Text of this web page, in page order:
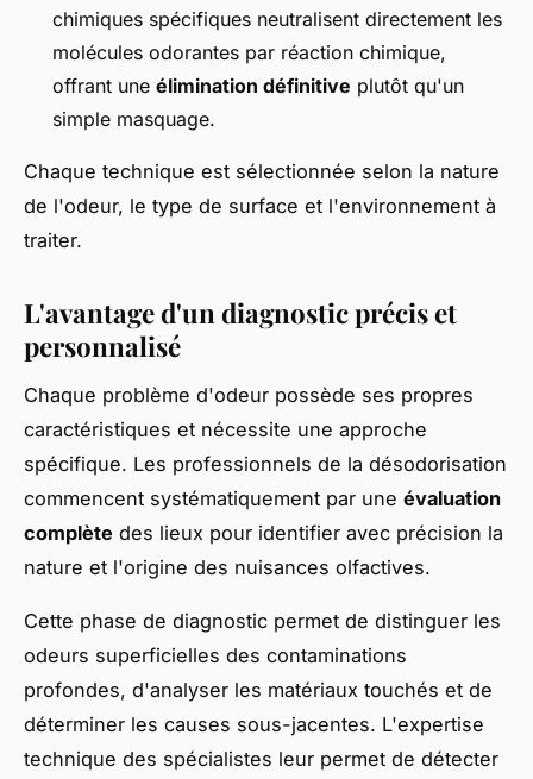
chimiques spécifiques neutralisent directement les
molécules odorantes par réaction chimique,
offrant une élimination définitive plutôt qu'un
simple masquage.
Chaque technique est sélectionnée selon la nature
de l'odeur, le type de surface et l'environnement à
traiter.
L'avantage d'un diagnostic précis et
personnalisé
Chaque problème d'odeur possède ses propres
caractéristiques et nécessite une approche
spécifique. Les professionnels de la désodorisation
commencent systématiquement par une évaluation
complète des lieux pour identifier avec précision la
nature et l'origine des nuisances olfactives.
Cette phase de diagnostic permet de distinguer les
odeurs superficielles des contaminations
profondes, d'analyser les matériaux touchés et de
déterminer les causes sous-jacentes. L'expertise
technique des spécialistes leur permet de détecter